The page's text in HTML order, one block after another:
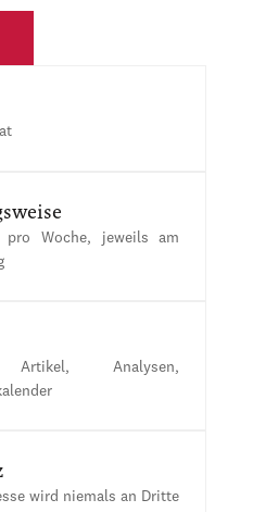
pro Woche, jeweils am
Artikel, Analysen,
wird niemals an Dritte